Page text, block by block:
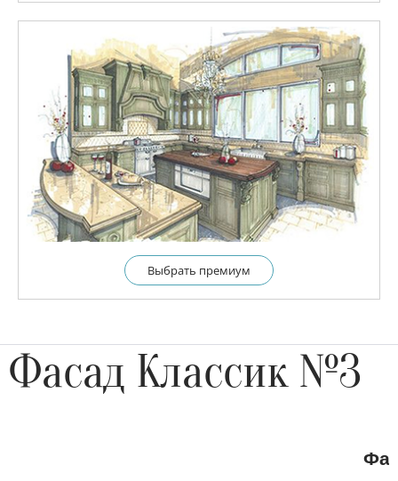
Выбрать премиум
Фасад Классик №3